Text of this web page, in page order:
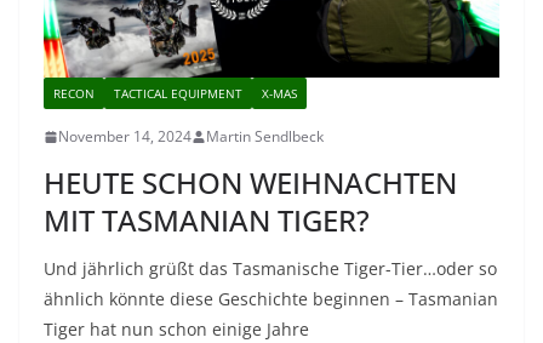
RECON TACTICAL EQUIPMENT X-MAS
November 14, 2024 Martin Sendlbeck
HEUTE SCHON WEIHNACHTEN
MIT TASMANIAN TIGER?
Und jährlich grüßt das Tasmanische Tiger-Tier…oder so
ähnlich könnte diese Geschichte beginnen – Tasmanian
Tiger hat nun schon einige Jahre